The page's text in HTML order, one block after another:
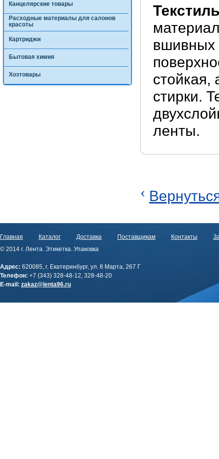
Канцелярские товары
Расходные материалы для салонов
красоты
Картриджи
Бытовая химия
Хозтовары
вшивных
стойкая,
стирки.
ленты.
‹
Главная Каталог Доставка Поставщикам Контакты
© 2014 г. Лента. Этикетка. Упаковка
Адрес: 620085, г. Екатеринбург, ул. 8 Марта, 267 Г
Телефон: +7 (343) 328-48-12, 328-48-20
E-mail: zakaz@lenta96.ru